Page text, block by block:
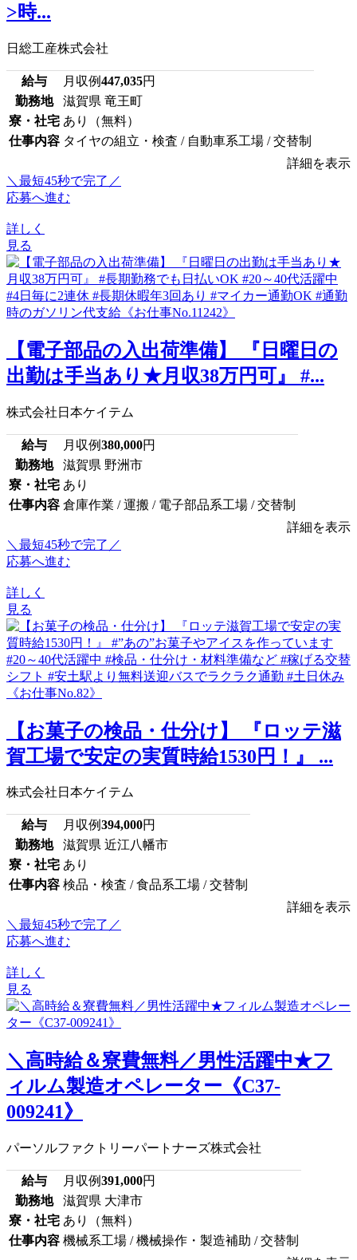
>時...
日総工産株式会社
給与 月収例447,035円
勤務地
滋賀県 竜王町
寮・社宅 あり（無料）
仕事内容 タイヤの組立・検査 / 自動車系工場 / 交替制
詳細を表示
＼最短45秒で完了／
応募へ進む
詳しく
見る
【電子部品の入出荷準備】 『日曜日の
出勤は手当あり★月収38万円可』 #...
株式会社日本ケイテム
給与 月収例380,000円
勤務地
滋賀県 野洲市
寮・社宅 あり
仕事内容 倉庫作業 / 運搬 / 電子部品系工場 / 交替制
詳細を表示
＼最短45秒で完了／
応募へ進む
詳しく
見る
【お菓子の検品・仕分け】 『ロッテ滋
賀工場で安定の実質時給1530円！』 ...
株式会社日本ケイテム
給与 月収例394,000円
勤務地
滋賀県 近江八幡市
寮・社宅 あり
仕事内容 検品・検査 / 食品系工場 / 交替制
詳細を表示
＼最短45秒で完了／
応募へ進む
詳しく
見る
＼高時給＆寮費無料／男性活躍中★フ
ィルム製造オペレーター《C37-
009241》
パーソルファクトリーパートナーズ株式会社
給与 月収例391,000円
勤務地
滋賀県 大津市
寮・社宅 あり（無料）
仕事内容 機械系工場 / 機械操作・製造補助 / 交替制